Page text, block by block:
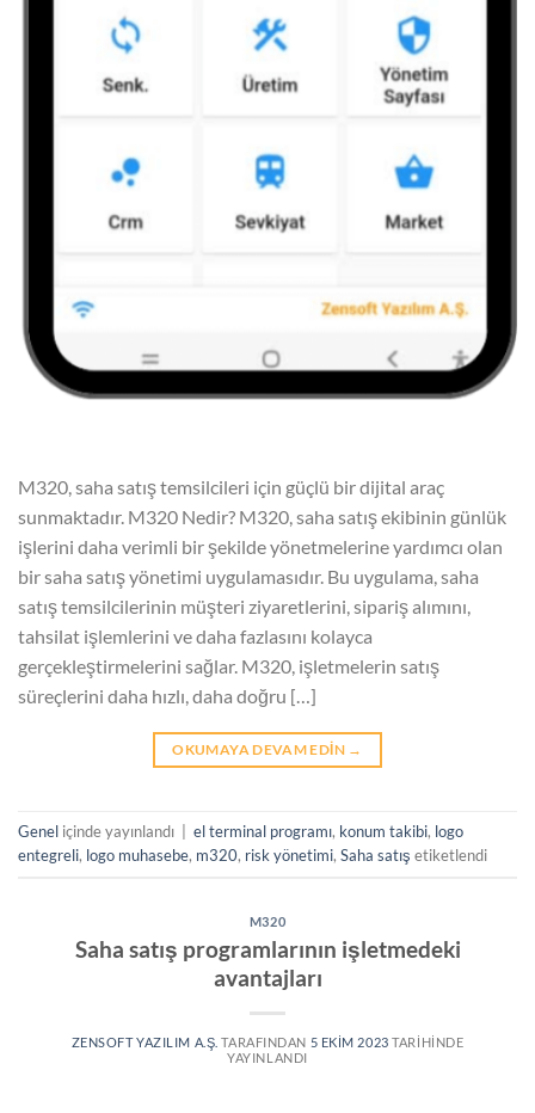
M320, saha satış temsilcileri için güçlü bir dijital araç
sunmaktadır. M320 Nedir? M320, saha satış ekibinin günlük
işlerini daha verimli bir şekilde yönetmelerine yardımcı olan
bir saha satış yönetimi uygulamasıdır. Bu uygulama, saha
satış temsilcilerinin müşteri ziyaretlerini, sipariş alımını,
tahsilat işlemlerini ve daha fazlasını kolayca
gerçekleştirmelerini sağlar. M320, işletmelerin satış
süreçlerini daha hızlı, daha doğru […]
OKUMAYA DEVAM EDIN →
Genel içinde yayınlandı el terminal programı, konum takibi, logo
entegreli, logo muhasebe, m320, risk yönetimi, Saha satış etiketlendi
M320
Saha satış programlarının işletmedeki
avantajları
ZENSOFT YAZILIM A.Ş. TARAFINDAN 5 EKIM 2023 TARIHINDE
YAYINLANDI